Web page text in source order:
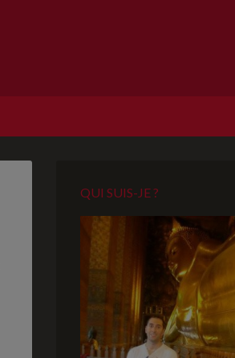
QUI SUIS-JE ?